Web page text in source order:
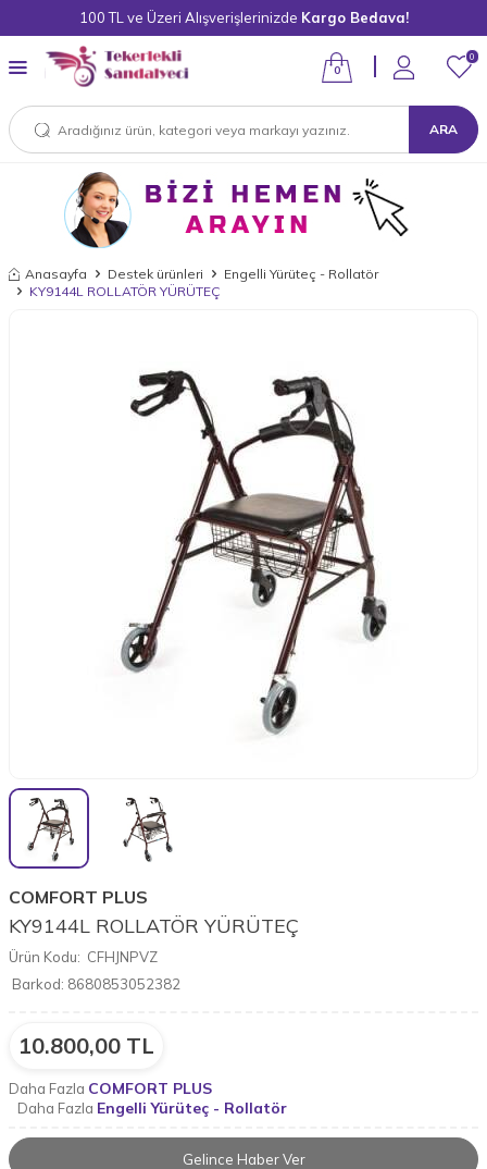
100 TL ve Üzeri Alışverişlerinizde Kargo Bedava!
ARA
0
0
Anasayfa Destek ürünleri
Engelli Yürüteç - Rollatör
KY9144L ROLLATÖR YÜRÜTEÇ
COMFORT PLUS
KY9144L ROLLATÖR YÜRÜTEÇ
Ürün Kodu: CFHJNPVZ
Barkod: 8680853052382
10.800,00 TL
Daha Fazla COMFORT PLUS
Daha Fazla Engelli Yürüteç - Rollatör
Gelince Haber Ver